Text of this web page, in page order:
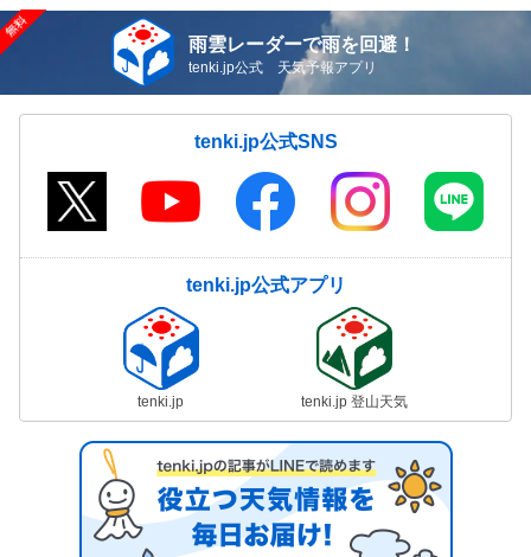
雨雲レーダーで雨を回避！
tenki.jp公式 天気予報アプリ
tenki.jp公式SNS
tenki.jp公式アプリ
tenki.jp tenki.jp 登山天気